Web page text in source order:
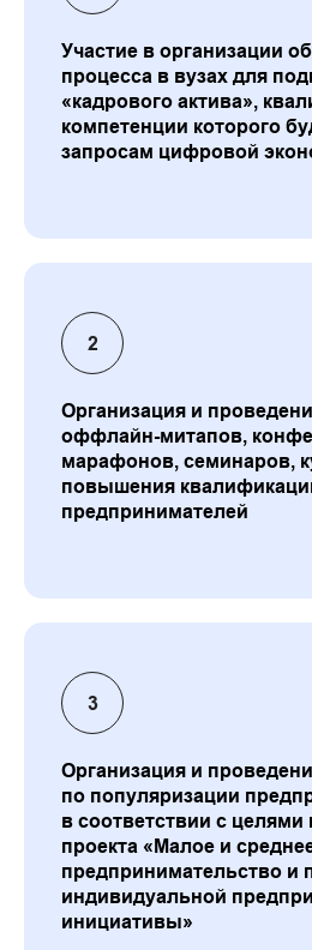
Участие в организации
процесса в вузах для
«кадрового актива»,
компетенции которого
запросам цифровой
Организация и
оффлайн-митапов,
марафонов, семинаров,
повышения
предпринимателей
Организация и
по популяризации
в соответствии с
проекта «Малое и
предпринимательство и
индивидуальной
инициативы»